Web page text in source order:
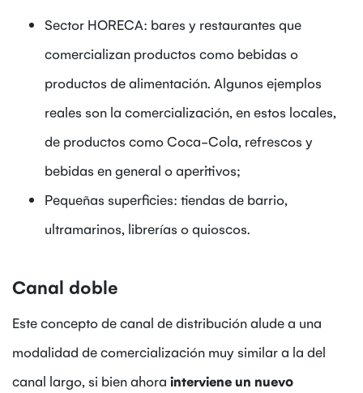
Sector HORECA: bares y restaurantes que
comercializan productos como bebidas o
productos de alimentación. Algunos ejemplos
reales son la comercialización, en estos locales,
de productos como Coca-Cola, refrescos y
bebidas en general o aperitivos;
Pequeñas superficies: tiendas de barrio,
ultramarinos, librerías o quioscos.
Canal doble
Este concepto de canal de distribución alude a una
modalidad de comercialización muy similar a la del
canal largo, si bien ahora interviene un nuevo